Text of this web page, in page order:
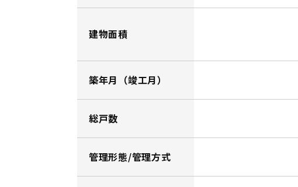
建物面積
築年月（竣工月）
総戸数
管理形態/管理方式